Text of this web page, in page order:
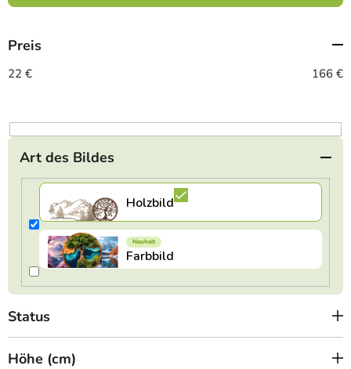
t
s
o
t
i
Preis
22 € 166 €
Art des Bildes
Status
Höhe (cm)